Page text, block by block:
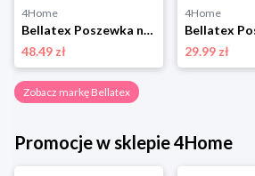
4Home
Bellatex Poszewka na poduszkę relaksacyjną Promień brązowy, 50 x 145 cm, 50 x 145 cm
48.49 zł
4Home
29.99 zł
Zobacz markę Bellatex
Promocje w sklepie 4Home